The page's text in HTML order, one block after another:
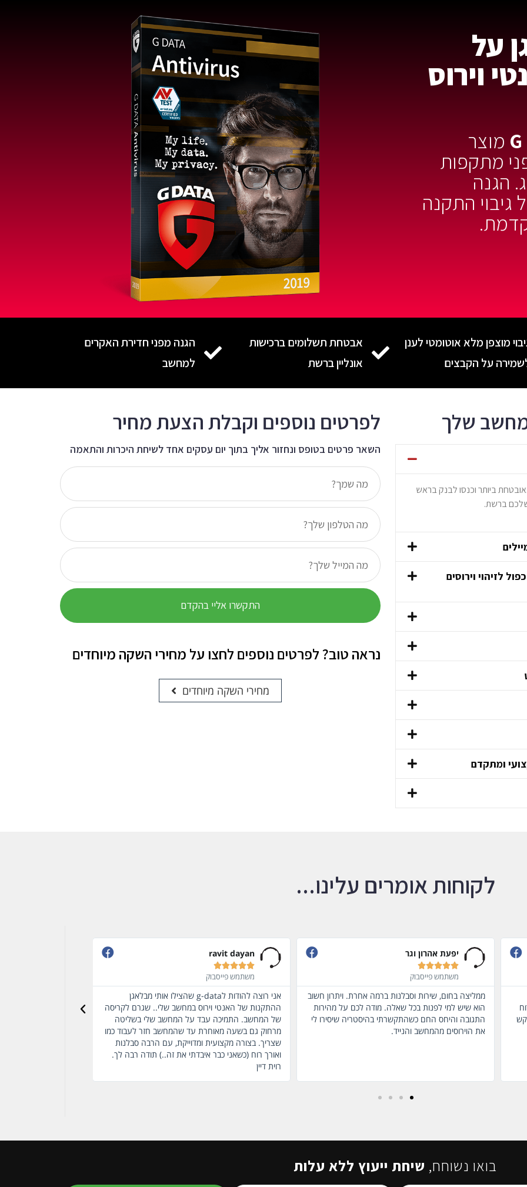
על
וירוס
מוצר
מתקפות
הגנה
גיבוי התקנה
מוצפן מלא אוטומטי לענן
על הקבצים
אבטחת תשלומים ברכישות
אונליין ברשת
הגנה מפני חדירת האקרים
למחשב
שלך
ביותר וכנסו לבנק בראש
שלכם ברשת.​
לזיהוי וירוסים
ומתקדם
לפרטים נוספים וקבלת הצעת מחיר
השאר פרטים בטופס ונחזור אליך בתוך יום עסקים אחד לשיחת היכרות והתאמה
התקשרו אליי בהקדם
נראה טוב? לפרטים נוספים לחצו על מחירי השקה מיוחדים
מחירי השקה מיוחדים
לקוחות אומרים עלינו...
לי
ravit dayan





משתמש פייסבוק
אני רוצה להודות לg-data שהצילו אותי מבלאגן
ההתקנות של האנטי וירוס במחשב שלי.. שגרם לקריסה
של המחשב. התמיכה עבד על המחשב שלי בשליטה
מרחוק גם בשעה מאוחרת עד שהמחשב חזר לעבוד כמו
Sofia asor





משתמש פייסבוק
מוצר אנטי וירוס איכותי, מצא לי וירוסים בתיבת הדואר
שאף אנטי וירוס לא ראה אותם תודה.
בואו נשוחח, שיחת ייעוץ ללא עלות